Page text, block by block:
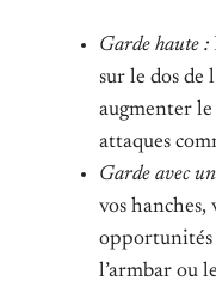
Garde haute :
sur le dos de
augmenter
attaques
Garde avec
vos hanches,
opportunités
l’armbar ou